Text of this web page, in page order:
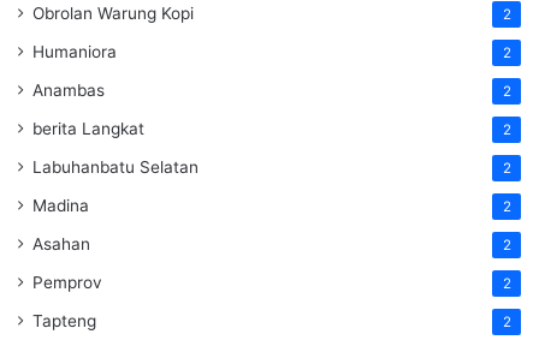
Obrolan Warung Kopi 2
Humaniora 2
Anambas 2
berita Langkat 2
Labuhanbatu Selatan 2
Madina 2
Asahan 2
Pemprov 2
Tapteng 2